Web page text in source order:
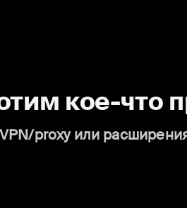
кое-что
proxy или